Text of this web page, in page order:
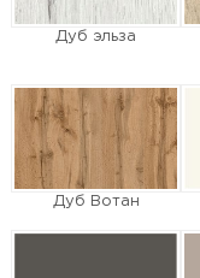
Дуб эльза
Дуб Вотан